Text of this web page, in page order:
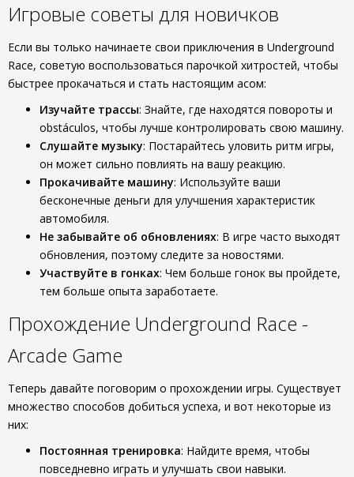
Игровые советы для новичков
Если вы только начинаете свои приключения в Underground
Race, советую воспользоваться парочкой хитростей, чтобы
быстрее прокачаться и стать настоящим асом:
Изучайте трассы: Знайте, где находятся повороты и
obstáculos, чтобы лучше контролировать свою машину.
Слушайте музыку: Постарайтесь уловить ритм игры,
он может сильно повлиять на вашу реакцию.
Прокачивайте машину: Используйте ваши
бесконечные деньги для улучшения характеристик
автомобиля.
Не забывайте об обновлениях: В игре часто выходят
обновления, поэтому следите за новостями.
Участвуйте в гонках: Чем больше гонок вы пройдете,
тем больше опыта заработаете.
Прохождение Underground Race -
Arcade Game
Теперь давайте поговорим о прохождении игры. Существует
множество способов добиться успеха, и вот некоторые из
них:
Постоянная тренировка: Найдите время, чтобы
повседневно играть и улучшать свои навыки.